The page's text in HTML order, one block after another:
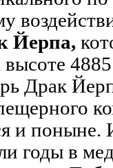
Йерпа,
Драк
и поныне.
годы в